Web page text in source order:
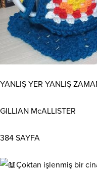
YANLIŞ YER YANLIŞ
GILLIAN McALLISTER
384 SAYFA
Çoktan işlenmiş bir